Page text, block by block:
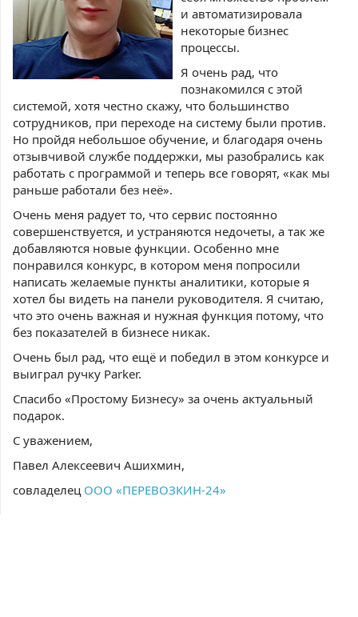
и автоматизировала
некоторые бизнес
процессы.
Я очень рад, что
познакомился с этой
системой, хотя честно скажу, что большинство
сотрудников, при переходе на систему были против.
Но пройдя небольшое обучение, и благодаря очень
отзывчивой службе поддержки, мы разобрались как
работать с программой и теперь все говорят, «как мы
раньше работали без неё».
Очень меня радует то, что сервис постоянно
совершенствуется, и устраняются недочеты, а так же
добавляются новые функции. Особенно мне
понравился конкурс, в котором меня попросили
написать желаемые пункты аналитики, которые я
хотел бы видеть на панели руководителя. Я считаю,
что это очень важная и нужная функция потому, что
без показателей в бизнесе никак.
Очень был рад, что ещё и победил в этом конкурсе и
выиграл ручку Parker.
Спасибо «Простому Бизнесу» за очень актуальный
подарок.
С уважением,
Павел Алексеевич Ашихмин,
совладелец ООО «ПЕРЕВОЗКИН-24»